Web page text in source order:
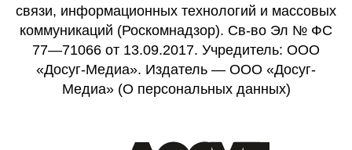
связи, информационных технологий и массовых
коммуникаций (Роскомнадзор). Св-во Эл № ФС
77—71066 от 13.09.2017. Учредитель: ООО
«Досуг-Медиа». Издатель — ООО «Досуг-
Медиа» (О персональных данных)